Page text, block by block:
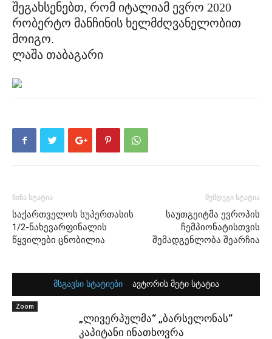
შეგახსენებთ, რომ იტალიამ ევრო 2020
რობერტო მანჩინის ხელმძღვანელობით
მოიგო.
ლაშა თაბაგარი
წინა სტატია
საქართველოს სუპერთასის
1/2-ნახევარფინალის
წყვილები ცნობილია
შემდეგი სტატია
საუთგეიტმა ევროპის
ჩემპიონატისთვის
შემადგენლობა შეარჩია
მსგავსი სტატიები ავტორის მეტი სტატია
Zoom
„ლივერპულმა“ „ბარსელონას“
კაპიტანი ინათხოვრა